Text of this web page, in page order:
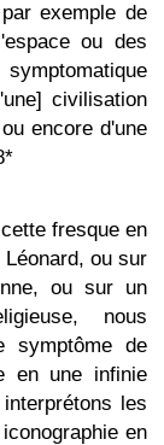
exemple de
ou des
civilisation
encore d'une
fresque en
ou sur
ou sur un
nous
symptôme de
en une infinie
les
en